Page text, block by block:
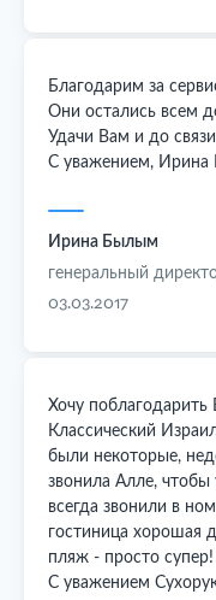
Благодарим за
Они остались всем
Удачи Вам и до
С уважением,
Ирина Былым
генеральный
03.03.2017
Хочу поблагодарить
Классический
были некоторые,
звонила Алле, чтобы
всегда звонили в
гостиница хорошая
пляж - просто супер!
С уважением